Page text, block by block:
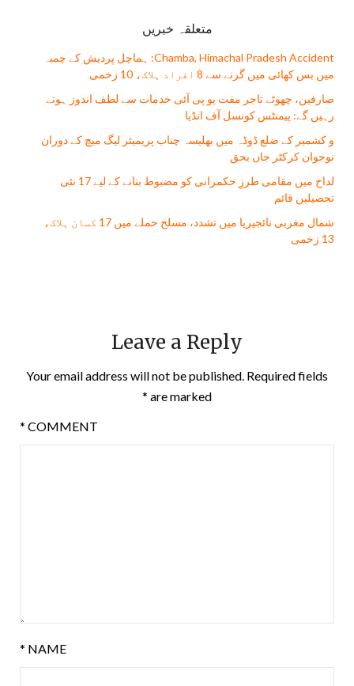
متعلقہ خبریں
Chamba, Himachal Pradesh Accident: ہماچل پردیش کے چمبہ
میں بس کھائی میں گرنے سے 8 افراد ہلاک، 10 زخمی
صارفین، چھوٹے تاجر مفت يو پی آئی خدمات سے لطف اندوز ہوتے
رہیں گے: پیمنٹس کونسل آف انڈیا
و کشمیر کے ضلع ڈوڈہ میں بھلیسہ چناب پریمیئر لیگ میچ کے دوران
نوجوان کرکٹر جاں بحق
لداخ میں مقامی طرزِ حکمرانی کو مضبوط بنانے کے لیے 17 نئی
تحصیلیں قائم
شمال مغربی نائجیریا میں تشدد، مسلح حملے میں 17 کسان ہلاک،
13 زخمی
Leave a Reply
Your email address will not be published. Required fields
are marked
*
COMMENT
*
NAME
*